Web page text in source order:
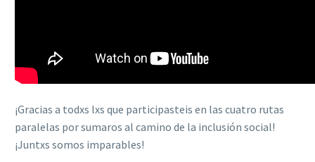
¡Gracias a todxs lxs que participasteis en las cuatro rutas
paralelas por sumaros al camino de la inclusión social!
¡Juntxs somos imparables!